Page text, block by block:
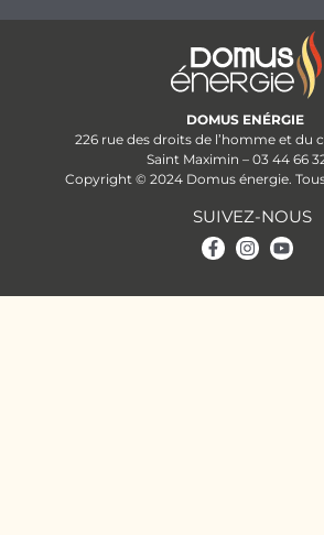
DOMUS ENÉRGIE
226 rue des droits de l’homme et du
Saint Maximin – 03 44 66
Copyright © 2024 Domus énergie.
SUIVEZ-NOUS